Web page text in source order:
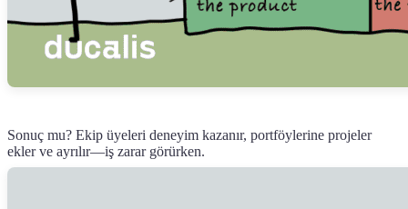
Sonuç mu? Ekip üyeleri deneyim kazanır, portföylerine projeler
ekler ve ayrılır—iş zarar görürken.